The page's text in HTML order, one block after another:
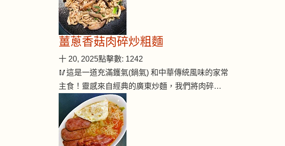
薑蔥香菇肉碎炒粗麵
十 20, 2025點擊數: 1242
🥢這是一道充滿鑊氣(鍋氣) 和中華傳統風味的家常
主食！靈感來自經典的廣東炒麵，我們將肉碎…